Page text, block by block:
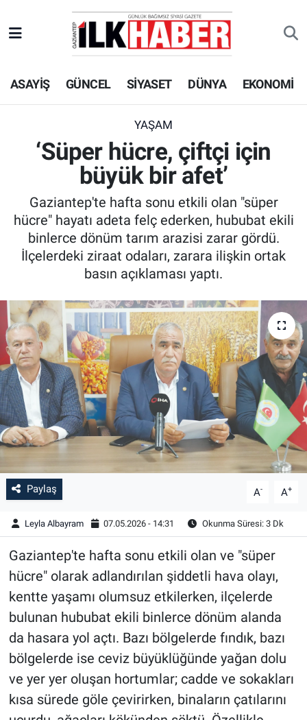
ASAYİŞ GÜNCEL SİYASET DÜNYA EKONOMİ
YAŞAM
‘Süper hücre, çiftçi için
büyük bir afet’
Gaziantep'te hafta sonu etkili olan "süper
hücre" hayatı adeta felç ederken, hububat ekili
binlerce dönüm tarım arazisi zarar gördü.
İlçelerdeki ziraat odaları, zarara ilişkin ortak
basın açıklaması yaptı.
Paylaş A- A+
Leyla Albayram 07.05.2026 - 14:31 Okunma Süresi: 3 Dk
Gaziantep'te hafta sonu etkili olan ve "süper
hücre" olarak adlandırılan şiddetli hava olayı,
kentte yaşamı olumsuz etkilerken, ilçelerde
bulunan hububat ekili binlerce dönüm alanda
da hasara yol açtı. Bazı bölgelerde fındık, bazı
bölgelerde ise ceviz büyüklüğünde yağan dolu
ve yer yer oluşan hortumlar; cadde ve sokakları
kısa sürede göle çevirirken, binaların çatılarını
EKONOMİ
SİYASET
SPOR
ASAYİŞ
EĞİTİM
KÜLTÜR - SANAT
Beyoğlu Hava Durumu
Beyoğlu Trafik Yoğunluk Haritası
Süper Lig Puan Durumu ve Fikstür
Tüm Manşetler
Son Dakika Haberleri
Haber Arşivi